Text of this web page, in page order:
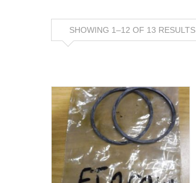
SHOWING 1–12 OF 13 RESULTS